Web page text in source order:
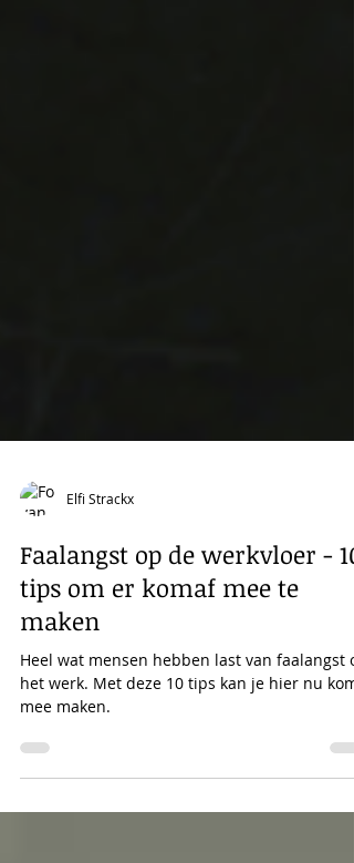
Elfi Strackx
Faalangst op de werkvloer - 10
tips om er komaf mee te
maken
Heel wat mensen hebben last van faalangst
mee maken.